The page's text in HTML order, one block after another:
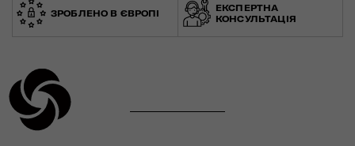
ЗРОБЛЕНО В ЄВРОПІ
ЕКСПЕРТНА
КОНСУЛЬТАЦІЯ